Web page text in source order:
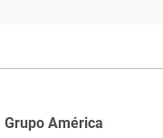
Grupo América